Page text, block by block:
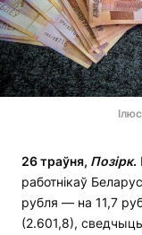
26 траўня, Позірк.
работнікаў
рубля — на 11,7
(2.601,8),